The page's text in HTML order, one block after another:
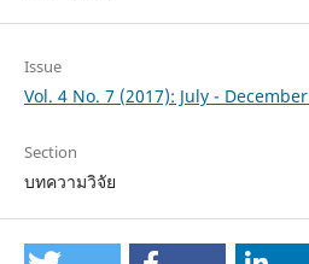
Issue
Vol. 4 No. 7 (2017): July -
Section
บทความวิจัย